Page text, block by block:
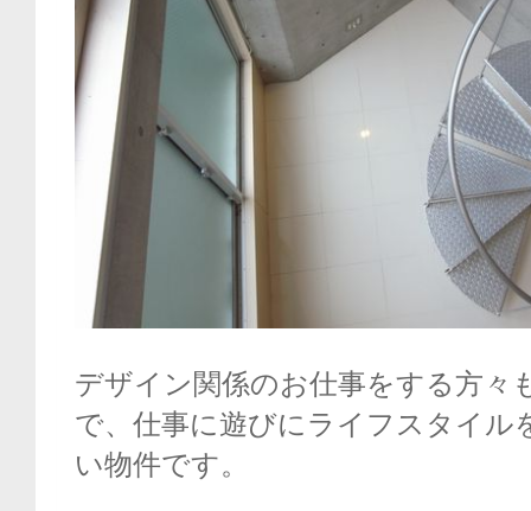
デザイン関係のお仕事をする方々
で、仕事に遊びにライフスタイル
い物件です。